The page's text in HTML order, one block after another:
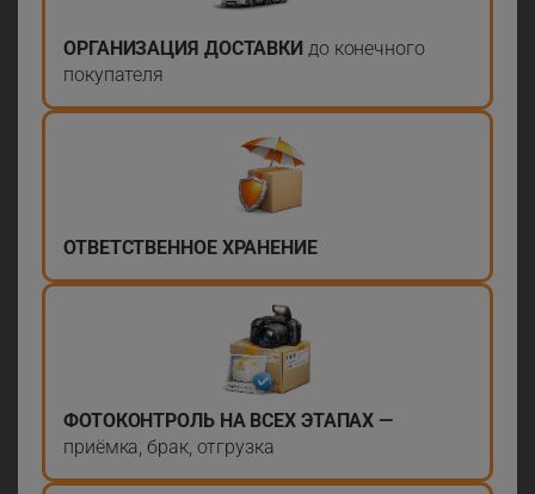
ОРГАНИЗАЦИЯ ДОСТАВКИ до конечного
покупателя
ОТВЕТСТВЕННОЕ ХРАНЕНИЕ
ФОТОКОНТРОЛЬ НА ВСЕХ ЭТАПАХ —
приёмка, брак, отгрузка